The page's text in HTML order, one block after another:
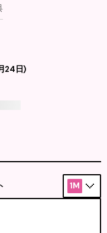
24日)
1M